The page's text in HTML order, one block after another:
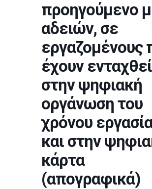
προηγούμενο
αδειών, σε
εργαζομένους
έχουν ενταχθεί
στην ψηφιακή
οργάνωση του
χρόνου
και στην
κάρτα
(απογραφικά)